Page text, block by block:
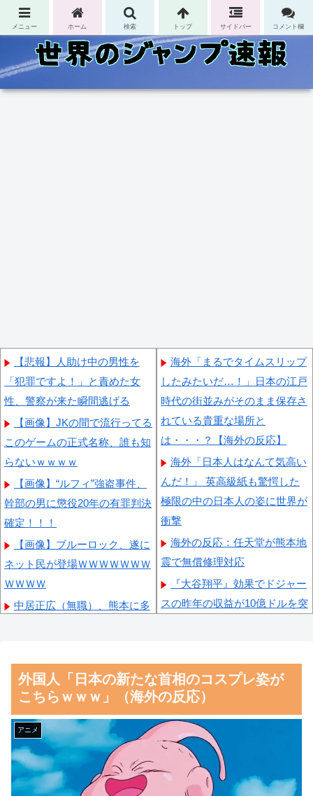
コンテンツへスキップ
【悲報】人助け中の男性を
「犯罪ですよ！」と責めた女
性、警察が来た瞬間逃げる
【画像】JKの間で流行ってる
このゲームの正式名称、誰も知
らないｗｗｗｗ
【画像】“ルフィ”強盗事件、
幹部の男に懲役20年の有罪判決
確定！！！
【画像】ブルーロック、遂に
ネット民が登場ＷＷＷＷＷＷＷ
ＷＷＷＷ
中居正広（無職）、熊本に多
してない」
【朗報】齋藤飛鳥、前屈みで
完全に見えてる動画が拡散され
てしまう…
磁気嵐、地球由来のイオンが
主導…JAXAの衛星「あらせ」
が観測！
海外「まるでタイムスリップ
したみたいだ…！」日本の江戸
時代の街並みがそのまま保存さ
れている貴重な場所と
は・・・？【海外の反応】
海外「日本人はなんて気高い
んだ！」 英高級紙も驚愕した
極限の中の日本人の姿に世界が
衝撃
海外の反応：任天堂が熊本地
震で無償修理対応
『大谷翔平』効果でドジャー
スの昨年の収益が10億ドルを突
海外「彼らこそ真のヒーロー
だ！」手術中に大地震が起きた
熊本総合病院の映像を見た海外
の反応
韓国人「熊本地震で見る日本
の土木技術の完全勝利をご覧く
ださい」→「これはすごいわ」
外国人「日本の新たな首相のコスプレ姿が
こちらｗｗｗ」（海外の反応）
アニメ
メニュー ホーム 検索 トップ サイドバー コメント欄